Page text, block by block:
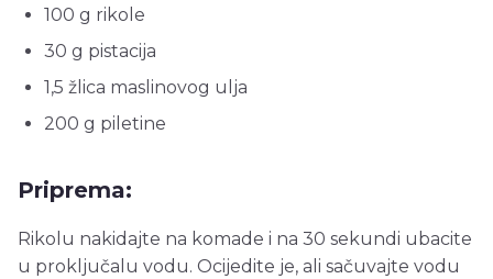
100 g rikole
30 g pistacija
1,5 žlica maslinovog ulja
200 g piletine
Priprema:
Rikolu nakidajte na komade i na 30 sekundi ubacite
u proključalu vodu. Ocijedite je, ali sačuvajte vodu